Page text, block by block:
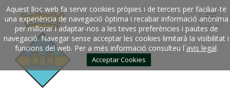
Aquest lloc web fa servir cookies pròpies i de tercers per faciliar-te
una experiència de navegació òptima i recabar informació anònima
per millorar i adaptar-nos a les teves preferències i pautes de
navegació. Navegar sense acceptar les cookies limitarà la visibilitat i
funcions del web. Per a més informació consulteu l´avis legal.
Acceptar Cookies